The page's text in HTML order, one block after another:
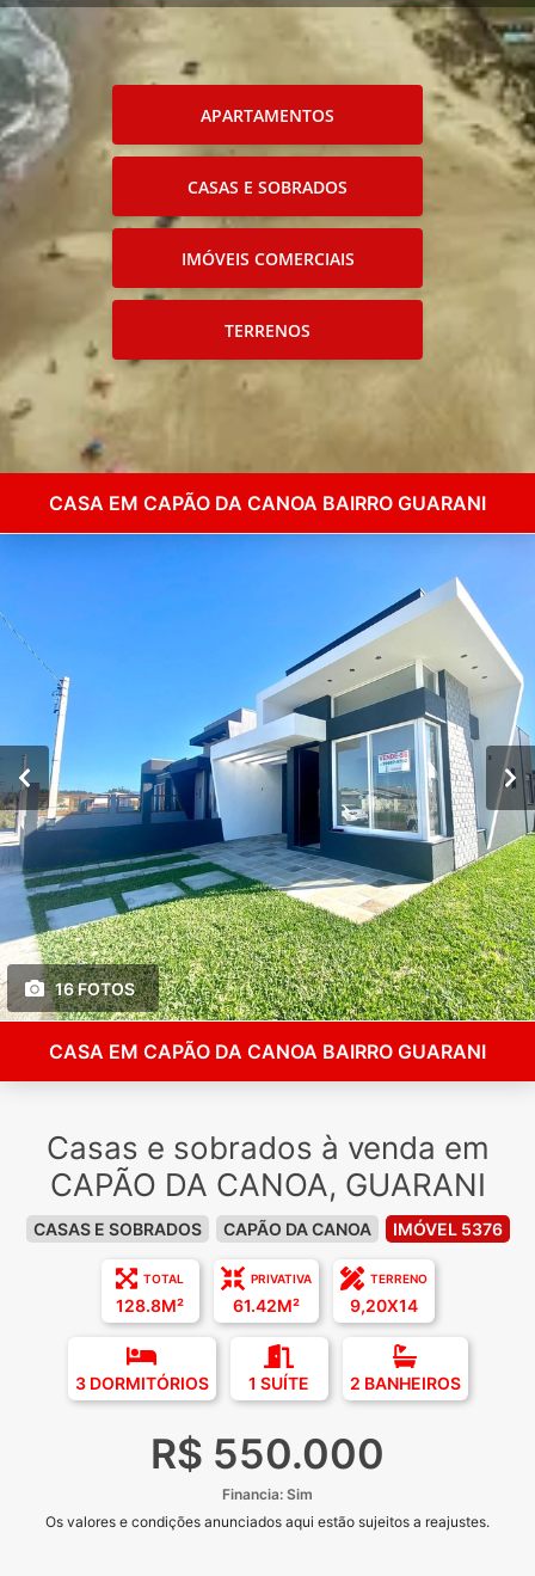
APARTAMENTOS
CASAS E SOBRADOS
IMÓVEIS COMERCIAIS
TERRENOS
CASA EM CAPÃO DA CANOA BAIRRO GUARANI
16 FOTOS
CASA EM CAPÃO DA CANOA BAIRRO GUARANI
Casas e sobrados à venda em
CAPÃO DA CANOA, GUARANI
CASAS E SOBRADOS CAPÃO DA CANOA IMÓVEL 5376
TOTAL
128.8M²
PRIVATIVA
61.42M²
TERRENO
9,20X14
3 DORMITÓRIOS 1 SUÍTE 2 BANHEIROS
R$ 550.000
Financia: Sim
Os valores e condições anunciados aqui estão sujeitos a reajustes.